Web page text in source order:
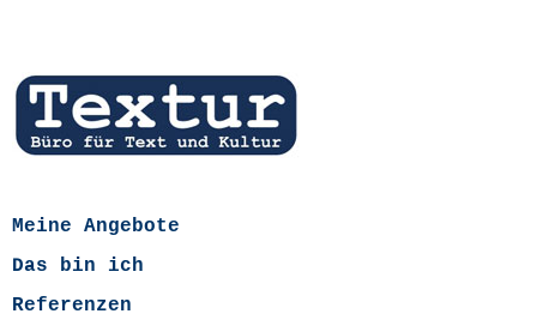
Meine Angebote
Das bin ich
Referenzen